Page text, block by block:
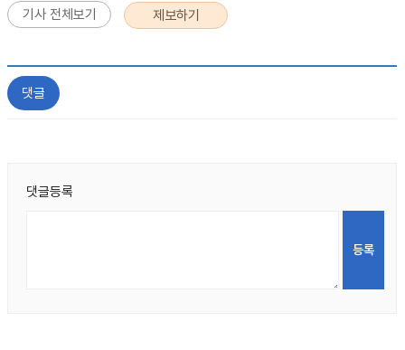
기사 전체보기 제보하기
댓글
댓글등록